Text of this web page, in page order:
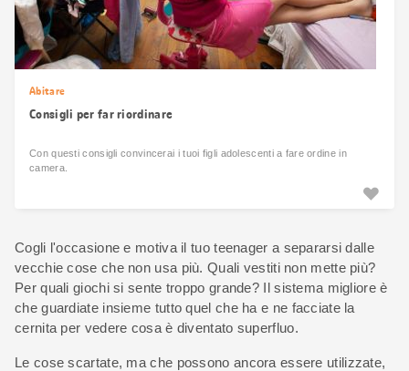
Abitare
Consigli per far riordinare
Con questi consigli convincerai i tuoi figli adolescenti a fare ordine in
camera.
Cogli l'occasione e motiva il tuo teenager a separarsi dalle
vecchie cose che non usa più. Quali vestiti non mette più?
Per quali giochi si sente troppo grande? Il sistema migliore è
che guardiate insieme tutto quel che ha e ne facciate la
cernita per vedere cosa è diventato superfluo.
Le cose scartate, ma che possono ancora essere utilizzate,